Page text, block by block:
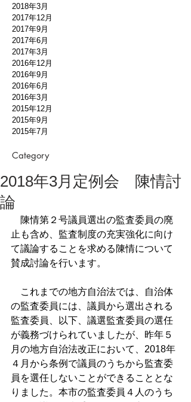
2018年3月
2017年12月
2017年9月
2017年6月
2017年3月
2016年12月
2016年9月
2016年6月
2016年3月
2015年12月
2015年9月
2015年7月
Category
2018年3月定例会 陳情討
論
陳情第２号議員選出の監査委員の廃
止も含め、監査制度の充実強化に向け
て議論することを求める陳情について
賛成討論を行います。
これまでの地方自治法では、自治体
の監査委員には、議員から選出される
監査委員、以下、議選監査委員の選任
が義務づけられていましたが、昨年５
月の地方自治法改正において、2018年
４月から条例で議員のうちから監査委
員を選任しないことができることとな
りました。本市の監査委員４人のうち